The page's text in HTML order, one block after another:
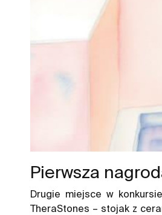
Pierwsza
Drugie miejsce w
TheraStones – stojak z